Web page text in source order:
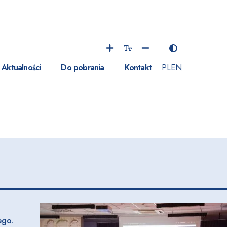
Aktualności Do pobrania Kontakt PLEN